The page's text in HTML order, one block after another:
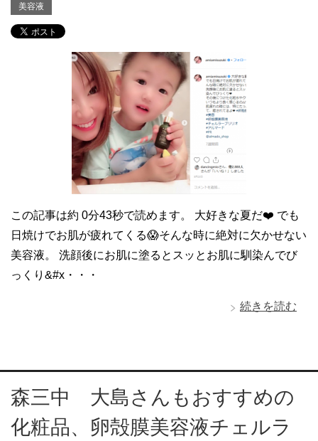
美容液
この記事は約 0分43秒で読めます。 大好きな夏だ❤️ でも
日焼けでお肌が疲れてくる😱そんな時に絶対に欠かせない
美容液。 洗顔後にお肌に塗るとスッとお肌に馴染んでび
っくり&#x・・・
続きを読む
森三中 大島さんもおすすめの
化粧品、卵殻膜美容液チェルラ